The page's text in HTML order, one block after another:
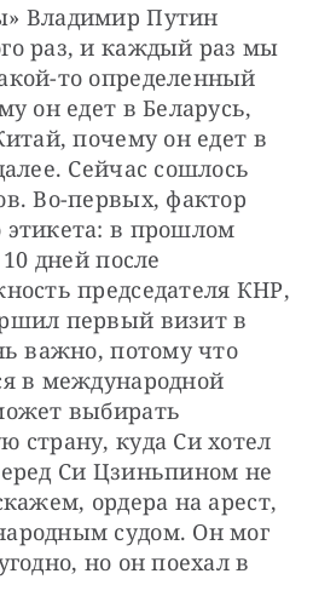
Владимир Путин
раз, и каждый раз мы
то определенный
он едет в Беларусь,
почему он едет в
Сейчас сошлось
Во-первых, фактор
этикета: в прошлом
дней после
председателя КНР,
первый визит в
важно, потому что
в международной
выбирать
страну, куда Си хотел
Си Цзиньпином не
ордера на арест,
судом. Он мог
но он поехал в